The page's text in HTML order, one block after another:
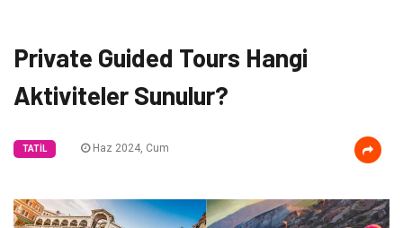
Private Guided Tours Hangi
Aktiviteler Sunulur?
TATIL Haz 2024, Cum